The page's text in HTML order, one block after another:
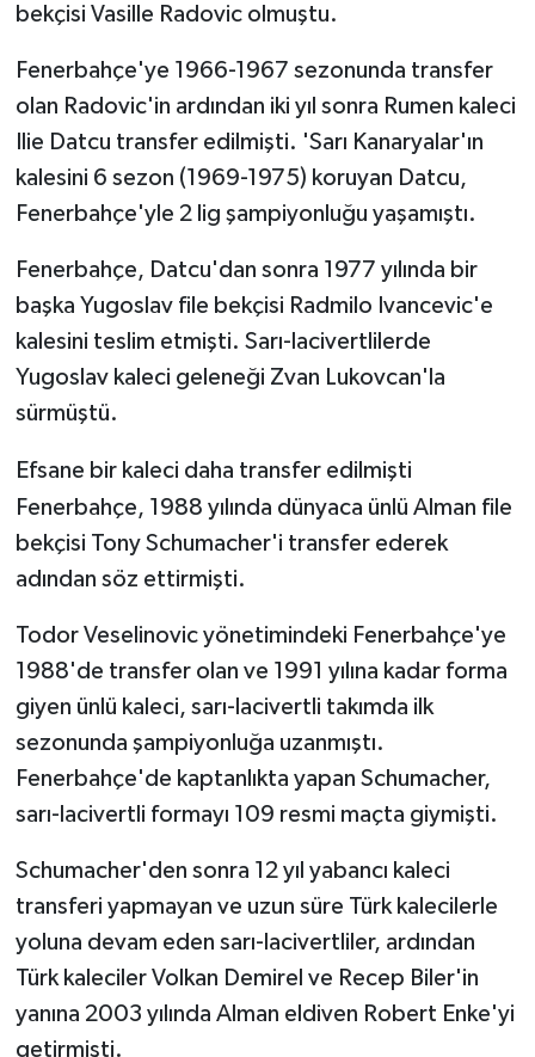
bekçisi Vasille Radovic olmuştu.
Fenerbahçe'ye 1966-1967 sezonunda transfer
olan Radovic'in ardından iki yıl sonra Rumen kaleci
Ilie Datcu transfer edilmişti. 'Sarı Kanaryalar'ın
kalesini 6 sezon (1969-1975) koruyan Datcu,
Fenerbahçe'yle 2 lig şampiyonluğu yaşamıştı.
Fenerbahçe, Datcu'dan sonra 1977 yılında bir
başka Yugoslav file bekçisi Radmilo Ivancevic'e
kalesini teslim etmişti. Sarı-lacivertlilerde
Yugoslav kaleci geleneği Zvan Lukovcan'la
sürmüştü.
Efsane bir kaleci daha transfer edilmişti
Fenerbahçe, 1988 yılında dünyaca ünlü Alman file
bekçisi Tony Schumacher'i transfer ederek
adından söz ettirmişti.
Todor Veselinovic yönetimindeki Fenerbahçe'ye
1988'de transfer olan ve 1991 yılına kadar forma
giyen ünlü kaleci, sarı-lacivertli takımda ilk
sezonunda şampiyonluğa uzanmıştı.
Fenerbahçe'de kaptanlıkta yapan Schumacher,
sarı-lacivertli formayı 109 resmi maçta giymişti.
Schumacher'den sonra 12 yıl yabancı kaleci
transferi yapmayan ve uzun süre Türk kalecilerle
yoluna devam eden sarı-lacivertliler, ardından
Türk kaleciler Volkan Demirel ve Recep Biler'in
yanına 2003 yılında Alman eldiven Robert Enke'yi
getirmişti.